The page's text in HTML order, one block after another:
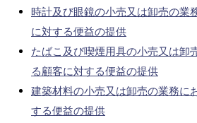
時計及び眼鏡の小売又は卸売の業
に対する便益の提供
たばこ及び喫煙用具の小売又は卸
る顧客に対する便益の提供
建築材料の小売又は卸売の業務に
する便益の提供